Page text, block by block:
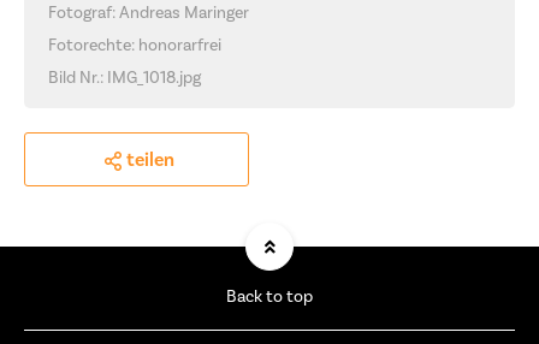
Fotograf: Andreas Maringer
Fotorechte: honorarfrei
Bild Nr.: IMG_1018.jpg
teilen
Back to top